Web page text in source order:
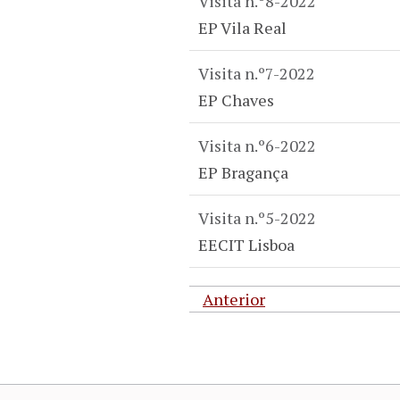
EP Vila Real
Visita n.º7-2022
EP Chaves
Visita n.º6-2022
EP Bragança
Visita n.º5-2022
EECIT Lisboa
Anterior